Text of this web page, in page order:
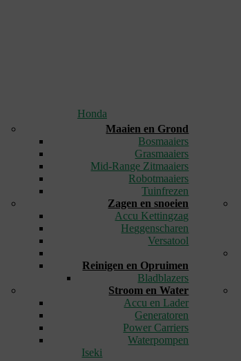
Honda
Maaien en Grond
Bosmaaiers
Grasmaaiers
Mid-Range Zitmaaiers
Robotmaaiers
Tuinfrezen
Zagen en snoeien
Accu Kettingzag
Heggenscharen
Versatool
Reinigen en Opruimen
Bladblazers
Stroom en Water
Accu en Lader
Generatoren
Power Carriers
Waterpompen
Iseki